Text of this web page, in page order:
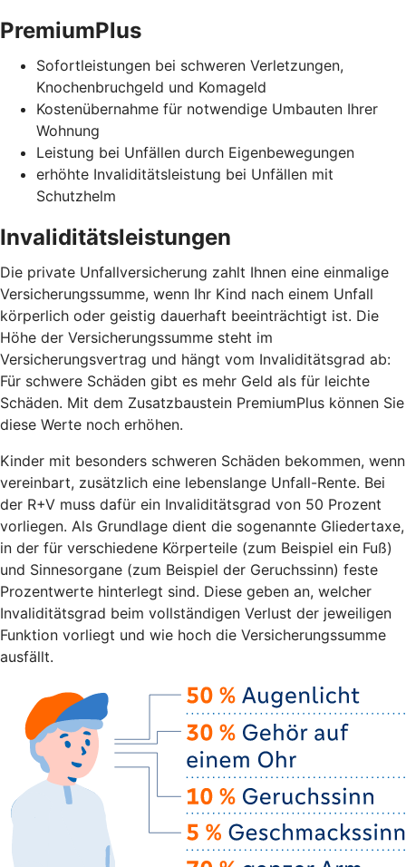
PremiumPlus
Sofortleistungen bei schweren Verletzungen,
Knochenbruchgeld und Komageld
Kostenübernahme für notwendige Umbauten Ihrer
Wohnung
Leistung bei Unfällen durch Eigenbewegungen
erhöhte Invaliditätsleistung bei Unfällen mit
Schutzhelm
Invaliditätsleistungen
Die private Unfallversicherung zahlt Ihnen eine einmalige
Versicherungssumme, wenn Ihr Kind nach einem Unfall
körperlich oder geistig dauerhaft beeinträchtigt ist. Die
Höhe der Versicherungssumme steht im
Versicherungsvertrag und hängt vom Invaliditätsgrad ab:
Für schwere Schäden gibt es mehr Geld als für leichte
Schäden. Mit dem Zusatzbaustein PremiumPlus können Sie
diese Werte noch erhöhen.
Kinder mit besonders schweren Schäden bekommen, wenn
vereinbart, zusätzlich eine lebenslange Unfall-Rente. Bei
der R+V muss dafür ein Invaliditätsgrad von 50 Prozent
vorliegen. Als Grundlage dient die sogenannte Gliedertaxe,
in der für verschiedene Körperteile (zum Beispiel ein Fuß)
und Sinnesorgane (zum Beispiel der Geruchssinn) feste
Prozentwerte hinterlegt sind. Diese geben an, welcher
Invaliditätsgrad beim vollständigen Verlust der jeweiligen
Funktion vorliegt und wie hoch die Versicherungssumme
ausfällt.